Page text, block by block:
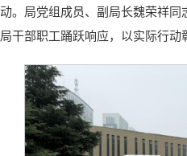
动。局党组成员、副局长魏荣祥
局干部职工踊跃响应，以实际行动